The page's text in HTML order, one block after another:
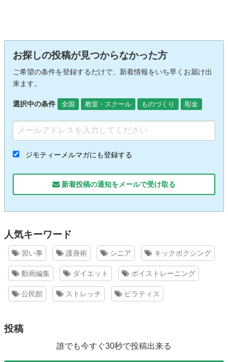
お探しの投稿が見つからなかった方
ご希望の条件を登録するだけで、新着情報をいち早くお届け出
来ます。
選択中の条件 全国 教室・スクール ものづくり 彫金
ジモティーメルマガにも登録する
新着投稿の通知をメールで受け取る
人気キーワード
習い事 護身術 シニア キックボクシング
動画編集 ダイエット ボイストレーニング
公民館 ストレッチ ピラティス
投稿
誰でも今すぐ30秒で投稿出来る